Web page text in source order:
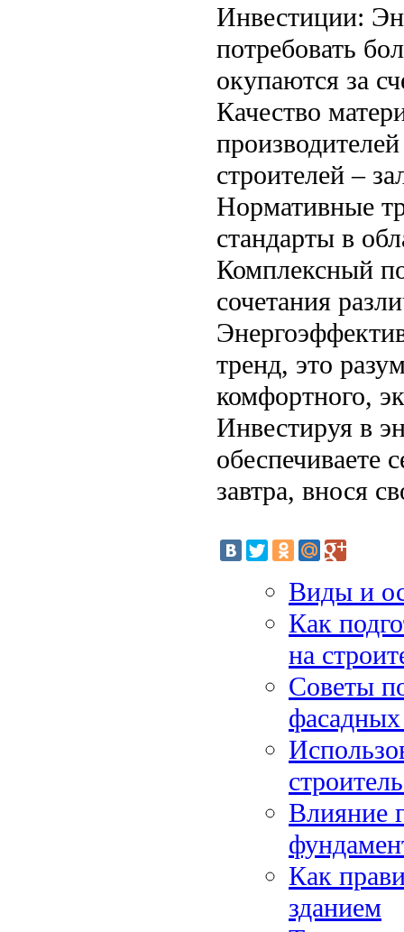
Инвестиции:
потребовать
окупаются за
Качество
строителей –
Нормативные
стандарты в
Комплексный
сочетания
тренд, это
комфортного,
Инвестируя в
завтра, внося
Виды и
Как
на
Советы
Влияние
Как
зданием